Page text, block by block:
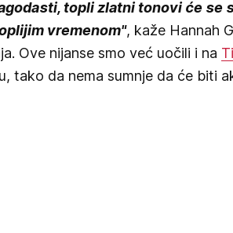
topli zlatni tonovi će se
vremenom", kaže Hannah
Ove nijanse smo već uočili i na
tako da nema sumnje da će biti